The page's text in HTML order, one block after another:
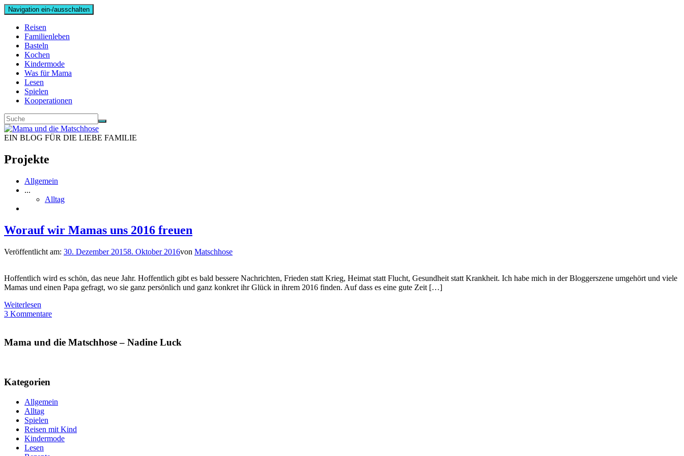
Navigation ein-/ausschalten
Reisen
Familienleben
Basteln
Kochen
Kindermode
Was für Mama
Lesen
Spielen
Kooperationen
EIN BLOG FÜR DIE LIEBE FAMILIE
Projekte
Allgemein
...
Alltag
Worauf wir Mamas uns 2016 freuen
Veröffentlicht am: 30. Dezember 20158. Oktober 2016von Matschhose
Hoffentlich wird es schön, das neue Jahr. Hoffentlich gibt es bald bessere Nachrichten, Frieden statt Krieg, Heimat statt Flucht, Gesundheit statt Krankheit. Ich habe mich in der Bloggerszene umgehört und viele
Mamas und einen Papa gefragt, wo sie ganz persönlich und ganz konkret ihr Glück in ihrem 2016 finden. Auf dass es eine gute Zeit […]
Weiterlesen
3 Kommentare
Mama und die Matschhose – Nadine Luck
Kategorien
Allgemein
Alltag
Spielen
Reisen mit Kind
Kindermode
Lesen